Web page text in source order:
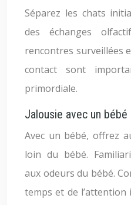
Séparez les chats
des échanges
rencontres surveillées
contact sont
primordiale.
Jalousie avec un bébé
Avec un bébé, offrez
loin du bébé.
aux odeurs du bébé.
temps et de l’attention